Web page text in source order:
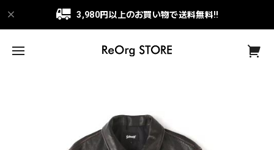
3,980円以上のお買い物で送料無料!!